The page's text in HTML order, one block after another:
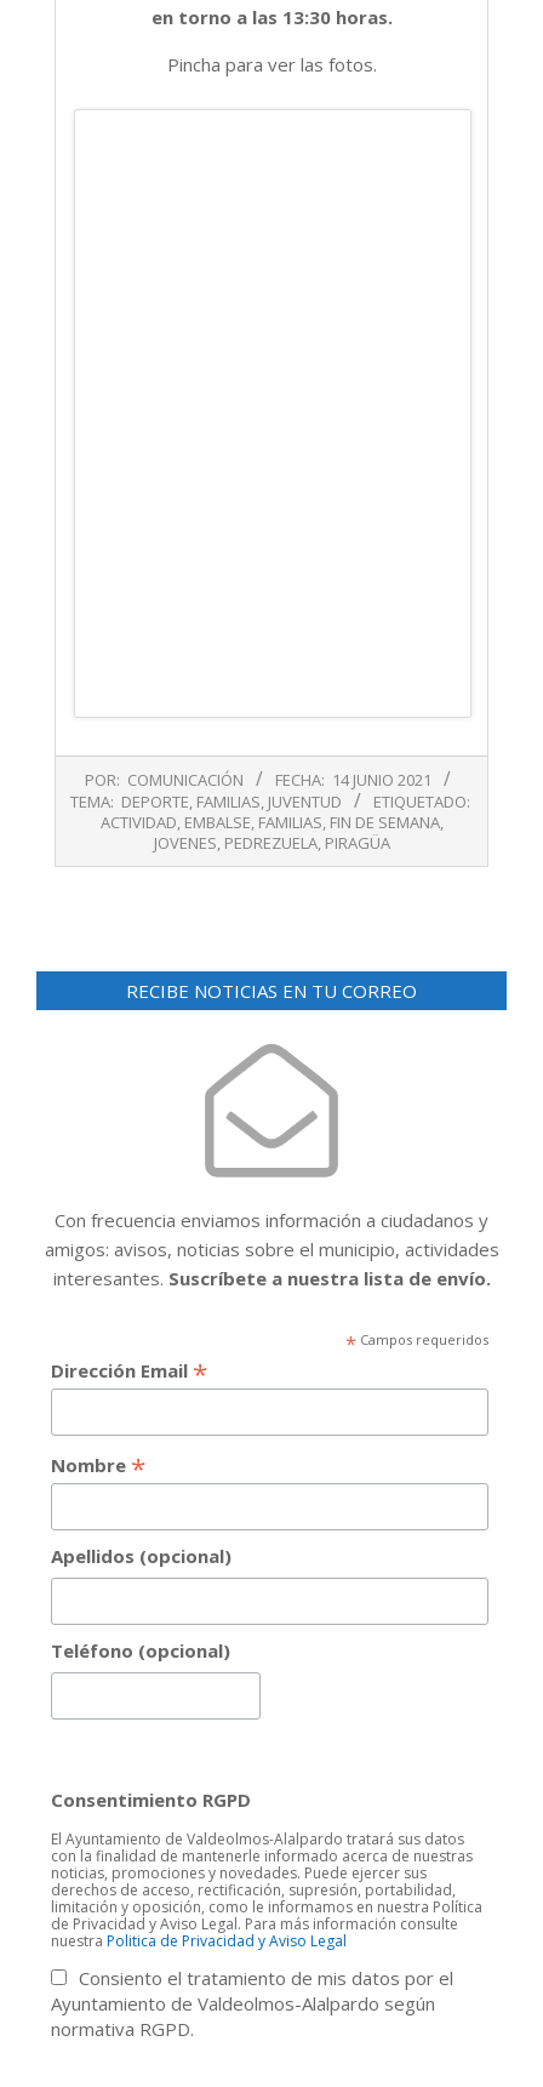
en torno a las 13:30 horas.
Pincha para ver las fotos.
06-
POR: COMUNICACIÓN FECHA: 14 JUNIO 2021
TEMA: DEPORTE, FAMILIAS, JUVENTUD
ETIQUETADO:
ACTIVIDAD, EMBALSE, FAMILIAS, FIN DE SEMANA,
JOVENES, PEDREZUELA, PIRAGÜA
RECIBE NOTICIAS EN TU CORREO
Con frecuencia enviamos información a ciudadanos y
amigos: avisos, noticias sobre el municipio, actividades
interesantes. Suscríbete a nuestra lista de envío.
*Campos requeridos
Dirección Email *
Nombre *
Apellidos (opcional)
Teléfono (opcional)
Consentimiento RGPD
El Ayuntamiento de Valdeolmos-Alalpardo tratará sus datos
con la finalidad de mantenerle informado acerca de nuestras
noticias, promociones y novedades. Puede ejercer sus
derechos de acceso, rectificación, supresión, portabilidad,
limitación y oposición, como le informamos en nuestra Política
de Privacidad y Aviso Legal. Para más información consulte
nuestra Politica de Privacidad y Aviso Legal
Consiento el tratamiento de mis datos por el
Ayuntamiento de Valdeolmos-Alalpardo según
normativa RGPD.